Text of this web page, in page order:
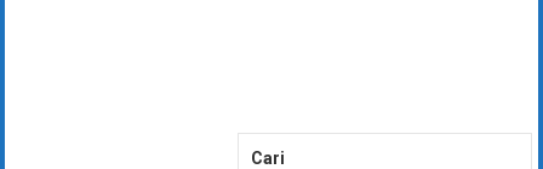
Cari